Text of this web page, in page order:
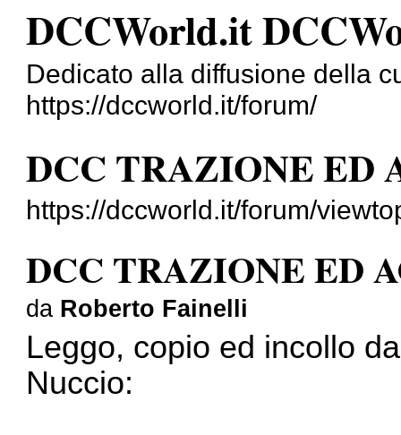
DCCWorld.it
Dedicato alla diffusione della
https://dccworld.it/forum/
DCC TRAZIONE ED
https://dccworld.it/forum/
DCC TRAZIONE ED
da Roberto Fainelli
Leggo, copio ed incollo
Nuccio: